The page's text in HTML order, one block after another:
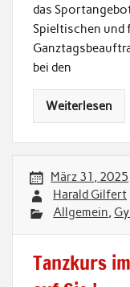
das
Spieltischen und
bei den
Weiterlesen
März 31, 2025
Harald Gilfert
Allgemein,
Tanzkurs